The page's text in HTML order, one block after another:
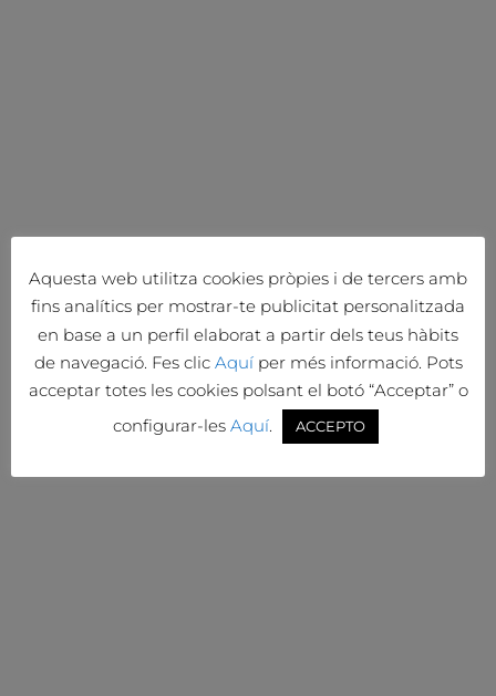
Aquesta web utilitza cookies pròpies i de tercers amb
fins analítics per mostrar-te publicitat personalitzada
en base a un perfil elaborat a partir dels teus hàbits
de navegació. Fes clic Aquíper més informació. Pots
acceptar totes les cookies polsant el botó “Acceptar” o
configurar-les Aquí. ACCEPTO